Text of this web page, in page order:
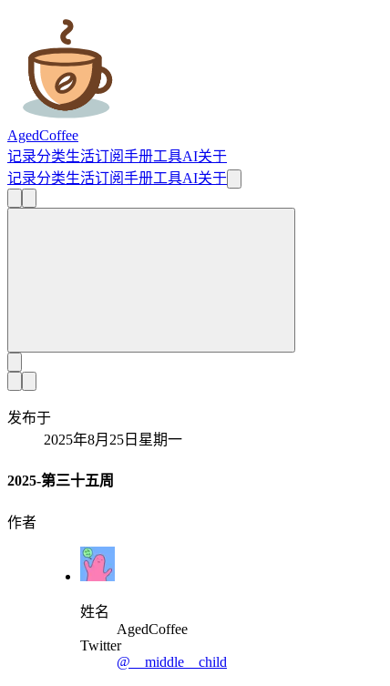
AgedCoffee
记录分类生活订阅手册工具AI关于
记录分类生活订阅手册工具AI关于
发布于
2025年8月25日星期一
2025-第三十五周
作者
姓名
AgedCoffee
Twitter
@__middle__child